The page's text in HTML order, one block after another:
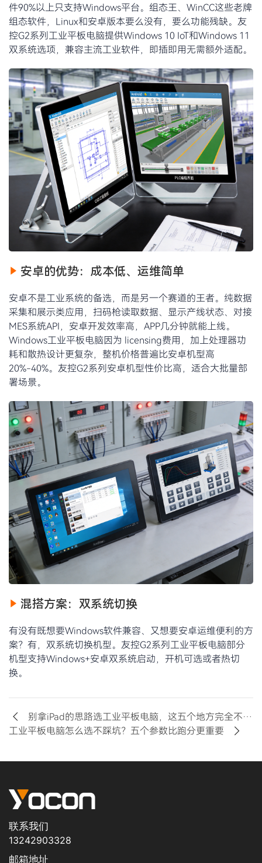
件90%以上只支持Windows平台。组态王、WinCC这些老牌
组态软件，Linux和安卓版本要么没有，要么功能残缺。友
控G2系列工业平板电脑提供Windows 10 IoT和Windows 11
双系统选项，兼容主流工业软件，即插即用无需额外适配。
安卓的优势：成本低、运维简单
安卓不是工业系统的备选，而是另一个赛道的王者。纯数据
采集和展示类应用，扫码枪读取数据、显示产线状态、对接
MES系统API，安卓开发效率高，APP几分钟就能上线。
Windows工业平板电脑因为 licensing费用，加上处理器功
耗和散热设计更复杂，整机价格普遍比安卓机型高
20%-40%。友控G2系列安卓机型性价比高，适合大批量部
署场景。
混搭方案：双系统切换
有没有既想要Windows软件兼容、又想要安卓运维便利的方
案？有，双系统切换机型。友控G2系列工业平板电脑部分
机型支持Windows+安卓双系统启动，开机可选或者热切
换。
别拿iPad的思路选工业平板电脑，这五个地方完全不一样
工业平板电脑怎么选不踩坑？五个参数比跑分更重要
联系我们
13242903328
邮箱地址